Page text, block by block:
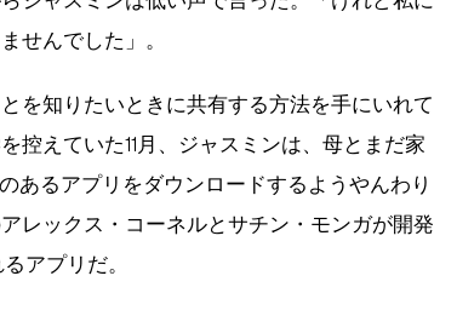
せんでした」。
を知りたいときに共有する方法を手にいれて
控えていた11月、ジャスミンは、母とまだ家
あるアプリをダウンロードするようやんわり
レックス・コーネルとサチン・モンガが開発
アプリだ。